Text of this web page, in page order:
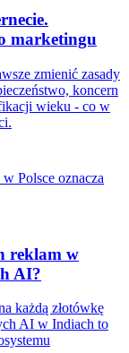
marketingu
zmienić zasady
koncern
wieku - co w
reklam w
AI?
każdą złotówkę
AI w Indiach to